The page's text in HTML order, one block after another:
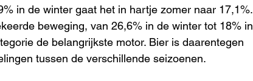
in de winter gaat het in hartje zomer naar 17,1%.
beweging, van 26,6% in de winter tot 18% in
de belangrijkste motor. Bier is daarentegen
tussen de verschillende seizoenen.